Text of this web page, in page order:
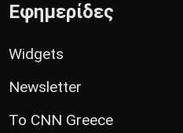
Εφημερίδες
Widgets
Newsletter
Το CNN Greece